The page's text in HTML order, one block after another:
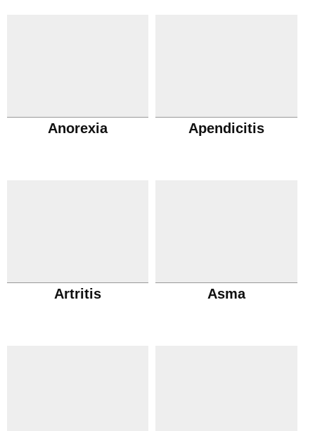
Anorexia Apendicitis
Artritis Asma